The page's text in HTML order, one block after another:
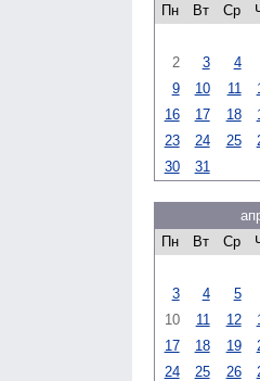
Пн
Вт Ср
2
3 4
9
10 11
16
17 18
23
24 25
30
31
Пн
Вт Ср
3
4 5
10
11 12
17
18 19
24
25 26